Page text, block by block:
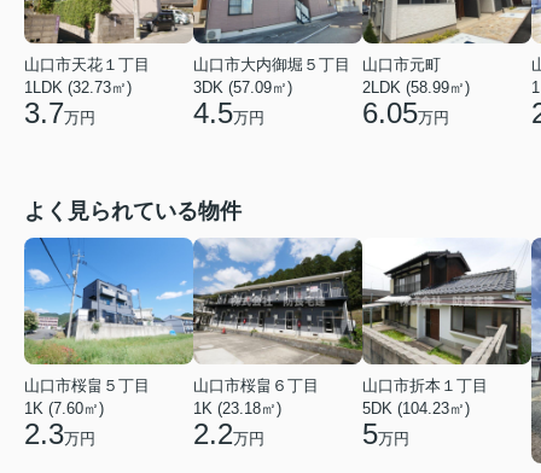
山口市天花１丁目
1LDK (32.73㎡)
3.7万円
山口市大内御堀５丁目
3DK (57.09㎡)
4.5万円
山口市元町
2LDK (58.99㎡)
6.05万円
よく見られている物件
山口市桜畠５丁目
1K (7.60㎡)
2.3万円
山口市桜畠６丁目
1K (23.18㎡)
2.2万円
山口市折本１丁目
5DK (104.23㎡)
5万円